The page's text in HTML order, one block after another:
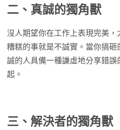
二、真誠的獨角獸
沒人期望你在工作上表現完美
糟糕的事就是不誠實。當你搞
誠的人具備一種謙虛地分享錯
起。
三、解決者的獨角獸